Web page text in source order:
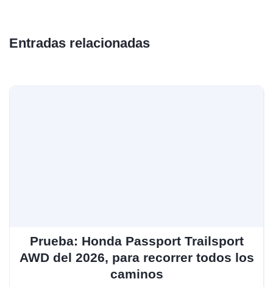
Entradas relacionadas
Prueba: Honda Passport Trailsport
AWD del 2026, para recorrer todos los
caminos